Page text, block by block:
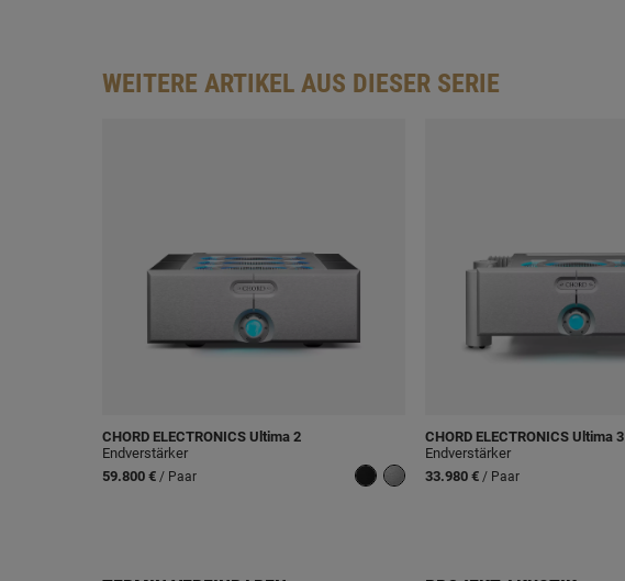
WEITERE ARTIKEL AUS DIESER SERIE
CHORD ELECTRONICS Ultima 2
Endverstärker
59.800 € / Paar
CHORD ELECTRONICS Ultima 3
Endverstärker
33.980 € / Paar